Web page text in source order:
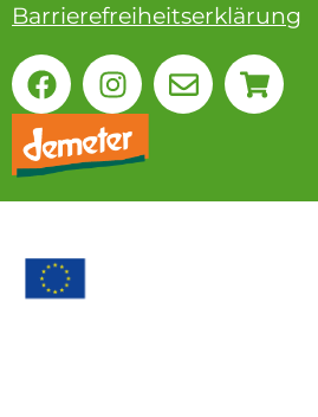
Barrierefreiheitserklärung